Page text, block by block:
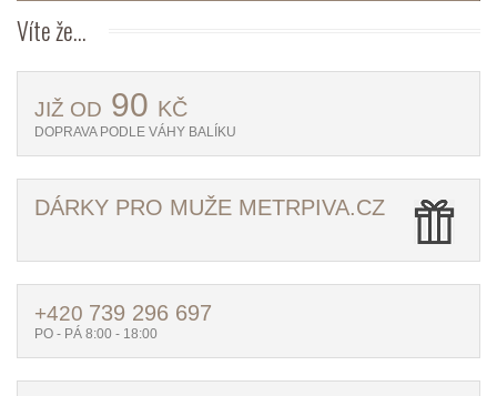
Víteže...
JIŽ OD 90 KČ
DOPRAVA PODLE VÁHY BALÍKU
DÁRKY PRO MUŽE METRPIVA.CZ
+420 739 296 697
PO - PÁ 8:00 - 18:00